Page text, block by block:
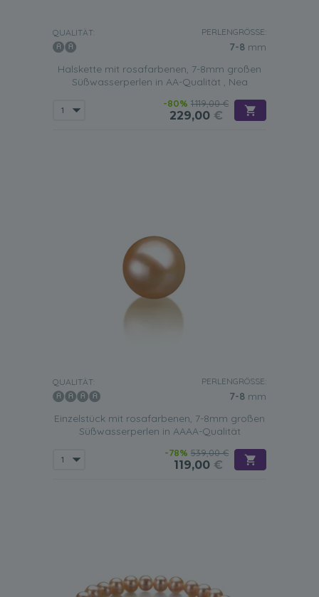
QUALITÄT: PERLENGRÖSSE:
7-8 mm
Halskette mit rosafarbenen, 7-8mm großen
Süßwasserperlen in AA-Qualität , Nea
-80% 1.119,00 €
229,00 €
QUALITÄT: PERLENGRÖSSE:
7-8 mm
Einzelstück mit rosafarbenen, 7-8mm großen
Süßwasserperlen in AAAA-Qualität
-78% 539,00 €
119,00 €